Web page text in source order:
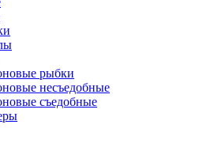
рыбки
несъедобные
съедобные